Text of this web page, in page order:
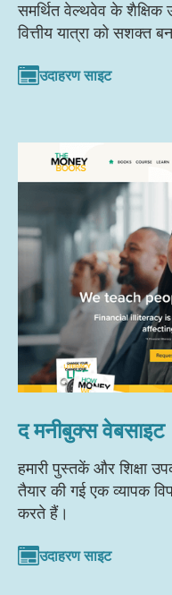
समर्थित वेल्थवेव के
वित्तीय यात्रा को सशक्त
उदाहरण साइट
द मनीबुक्स वेबसाइट
हमारी पुस्तकें और शिक्षा
तैयार की गई एक व्यापक
करते हैं।
उदाहरण साइट